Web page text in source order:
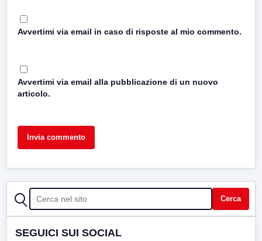
Avvertimi via email in caso di risposte al mio commento.
Avvertimi via email alla pubblicazione di un nuovo
articolo.
CERCA Cerca
SEGUICI SUI SOCIAL